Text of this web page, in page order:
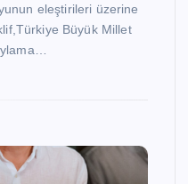
eleştirileri üzerine
Büyük Millet